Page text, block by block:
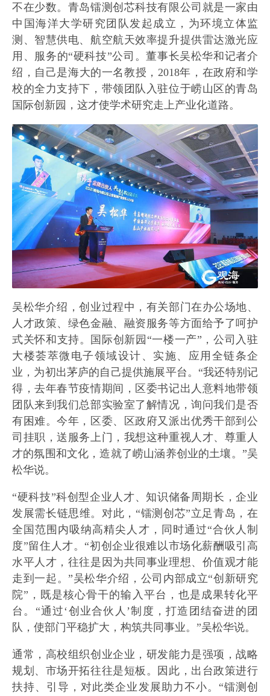
不在少数。青岛镭测创芯科技有限公司就是一家由
中国海洋大学研究团队发起成立，为环境立体监
测、智慧供电、航空航天效率提升提供雷达激光应
用、服务的“硬科技”公司。董事长吴松华和记者介
绍，自己是海大的一名教授，2018年，在政府和学
校的全力支持下，带领团队入驻位于崂山区的青岛
国际创新园，这才使学术研究走上产业化道路。
吴松华介绍，创业过程中，有关部门在办公场地、
人才政策、绿色金融、融资服务等方面给予了呵护
式关怀和支持。国际创新园“一楼一产”，公司入驻
大楼荟萃微电子领域设计、实施、应用全链条企
业，为初出茅庐的自己提供施展平台。“我还特别记
得，去年春节疫情期间，区委书记出人意料地带领
团队来到我们总部实验室了解情况，询问我们是否
有困难。今年，区委、区政府又派出优秀干部到公
司挂职，送服务上门，我想这种重视人才、尊重人
才的氛围和文化，造就了崂山涵养创业的土壤。”吴
松华说。
“硬科技”科创型企业人才、知识储备周期长，企业
发展需长链思维。对此，“镭测创芯”立足青岛，在
全国范围内吸纳高精尖人才，同时通过“合伙人制
度”留住人才。“初创企业很难以市场化薪酬吸引高
水平人才，往往是因为共同事业理想、价值观才能
走到一起。”吴松华介绍，公司内部成立“创新研究
院”，既是核心骨干的输入平台，也是成果转化平
台。“通过‘创业合伙人’制度，打造团结奋进的团
队，使部门平稳扩大，构筑共同事业。”吴松华说。
通常，高校组织创业企业，研发能力是强项，战略
规划、市场开拓往往是短板。因此，出台政策进行
扶持、引导，对此类企业发展助力不小。“镭测创